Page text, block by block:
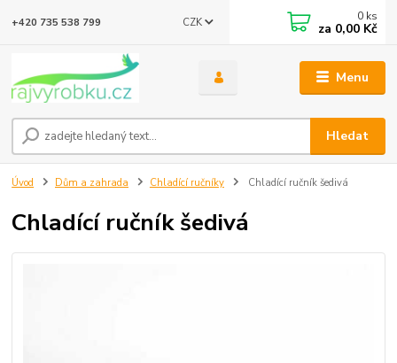
Menu
CZK
Hledat
+420 735 538 799 0 ks
za 0,00 Kč
Úvod Dům a zahrada Chladící ručníky Chladící ručník šedivá
Chladící ručník šedivá